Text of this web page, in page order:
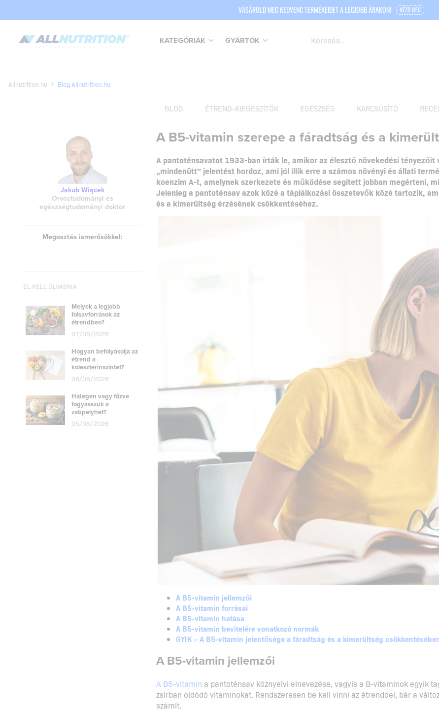
VÁSÁROLD MEG KEDVENC TERMÉKEIDET A LEGJOBB ÁRAKON! NÉZD MEG
KATEGÓRIÁK GYÁRTÓK
Allnutrition.hu Blog Allnutrition.hu
BLOG ÉTREND-KIEGÉSZÍTŐK EGÉSZSÉG KARCSÚSÍTÓ
A B5-vitamin szerepe a fáradtság és a
A pantoténsavatot 1933-ban írták le, amikor az élesztő növekedési tényezőit
„mindenütt” jelentést hordoz, ami jól illik erre a számos növényi és állati
koenzim A-t, amelynek szerkezete és működése segített jobban megérteni,
Jelenleg a pantoténsav azok közé a táplálkozási összetevők közé tartozik,
és a kimerültség érzésének csökkentéséhez.
A B5-vitamin jellemzői
A B5-vitamin forrásai
A B5-vitamin hatása
A B5-vitamin bevitelére vonatkozó normák
GYIK – A B5-vitamin jelentősége a fáradtság és a kimerültség
A B5-vitamin jellemzői
A B5-vitamin a pantoténsav köznyelvi elnevezése, vagyis a B-vitaminok egyik
zsírban oldódó vitaminokat. Rendszeresen be kell vinni az étrenddel, bár a
számít.
Jakub Wiącek
Orvostudományi és
egészségtudományi doktor
Megosztás ismerősökkel:
EL KELL OLVASNIA
Melyek a legjobb
folsavforrások az
étrendben?
07/08/2026
Hogyan befolyásolja az
étrend a
koleszterinszintet?
06/08/2026
Hidegen vagy főzve
fogyasszuk a
zabpelyhet?
05/08/2026